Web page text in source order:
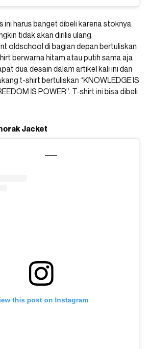
ini harus banget dibeli karena stoknya
tidak akan dirilis ulang.
oldschool di bagian depan bertuliskan
berwarna hitam atau putih sama aja
dua desain dalam artikel kali ini dan
t-shirt bertuliskan “KNOWLEDGE IS
IS POWER”. T-shirt ini bisa dibeli
Jacket
this post on Instagram